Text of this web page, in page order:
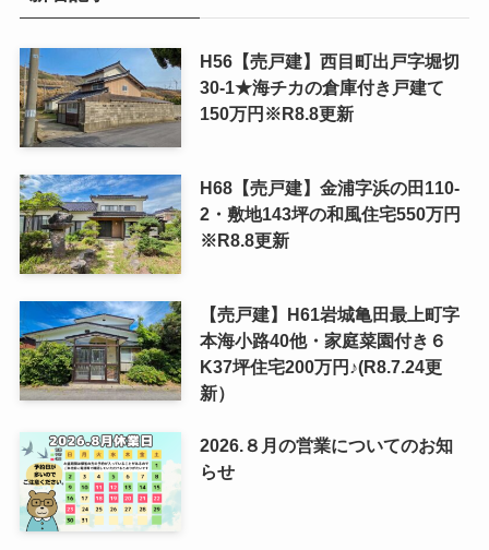
H56【売戸建】西目町出戸字堀切
30-1★海チカの倉庫付き戸建て
150万円※R8.8更新
H68【売戸建】金浦字浜の田110-
2・敷地143坪の和風住宅550万円
※R8.8更新
【売戸建】H61岩城亀田最上町字
本海小路40他・家庭菜園付き６
K37坪住宅200万円♪(R8.7.24更
新）
2026.８月の営業についてのお知
らせ